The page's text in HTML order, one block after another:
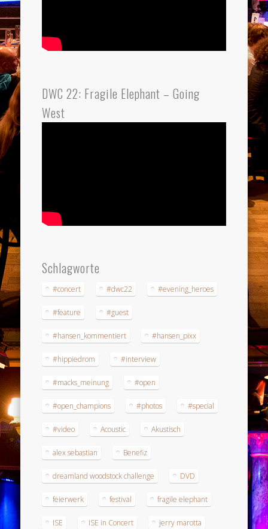
DWC 22: Fragile Elephant – Going
West
Schlagworte
#concert #dwc22 #evening_heroes
#feature #guest
#hansen_kommentiert #hansen_pixx
#hippiedrom #interview
#macks_meinung #open
#open_champions #photos #special
#video Acoustic Akustisch
alex sebastian Benefiz
dreamland woodstock challenge DVD
feierwerk festival fragile elephant
ISE ISE in Concert jerry marotta